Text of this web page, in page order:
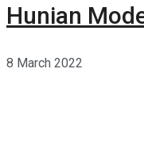
Hunian
8 March 2022